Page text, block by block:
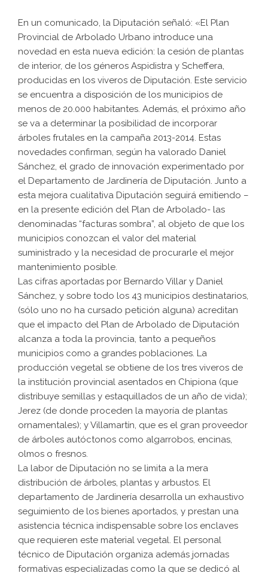
En un comunicado, la Diputación señaló: «El Plan
Provincial de Arbolado Urbano introduce una
novedad en esta nueva edición: la cesión de plantas
de interior, de los géneros Aspidistra y Scheffera,
producidas en los viveros de Diputación. Este servicio
se encuentra a disposición de los municipios de
menos de 20.000 habitantes. Además, el próximo año
se va a determinar la posibilidad de incorporar
árboles frutales en la campaña 2013-2014. Estas
novedades confirman, según ha valorado Daniel
Sánchez, el grado de innovación experimentado por
el Departamento de Jardinería de Diputación. Junto a
esta mejora cualitativa Diputación seguirá emitiendo –
en la presente edición del Plan de Arbolado- las
denominadas “facturas sombra”, al objeto de que los
municipios conozcan el valor del material
suministrado y la necesidad de procurarle el mejor
mantenimiento posible.
Las cifras aportadas por Bernardo Villar y Daniel
Sánchez, y sobre todo los 43 municipios destinatarios,
(sólo uno no ha cursado petición alguna) acreditan
que el impacto del Plan de Arbolado de Diputación
alcanza a toda la provincia, tanto a pequeños
municipios como a grandes poblaciones. La
producción vegetal se obtiene de los tres viveros de
la institución provincial asentados en Chipiona (que
distribuye semillas y estaquillados de un año de vida);
Jerez (de donde proceden la mayoría de plantas
ornamentales); y Villamartín, que es el gran proveedor
de árboles autóctonos como algarrobos, encinas,
olmos o fresnos.
La labor de Diputación no se limita a la mera
distribución de árboles, plantas y arbustos. El
departamento de Jardinería desarrolla un exhaustivo
seguimiento de los bienes aportados, y prestan una
asistencia técnica indispensable sobre los enclaves
que requieren este material vegetal. El personal
técnico de Diputación organiza además jornadas
formativas especializadas como la que se dedicó al